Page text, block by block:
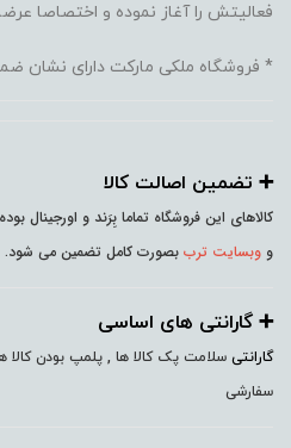
فعالیتش را آغاز نموده و اختصاصا
* فروشگاه ملکی مارکت دارای نشان
➕️ تضمین اصالت کالا
کالاهای این فروشگاه تماما بِرَند و اورجینال
و وبسایت ترب بصورت کامل تضمین می شود.
➕️ گارانتی های اساسی
گارانتی سلامت پک کالا ها , پلمپ بودن
سفارشی